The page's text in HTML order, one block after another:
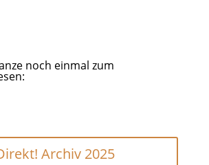
noch einmal zum
Archiv 2025